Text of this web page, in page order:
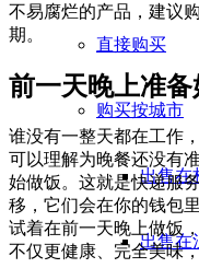
直接购买
购买按城市
出售在
出售在
不易腐烂的产品，建议
期。
前一天晚上准
谁没有一整天都在工作
可以理解为晚餐还没有
始做饭。这就是快递服
移，它们会在你的钱包
试着在前一天晚上做饭
不仅更健康、完全美味